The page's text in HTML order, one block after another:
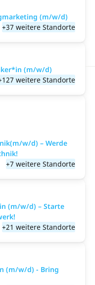
(m/w/d)
+37 weitere Standorte
(m/w/d)
weitere Standorte
w/d) – Werde
+7 weitere Standorte
(m/w/d) – Starte
+21 weitere Standorte
(m/w/d) - Bring